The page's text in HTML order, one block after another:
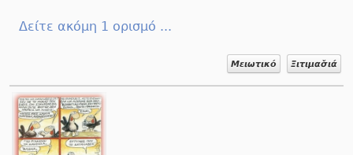
Δείτε ακόμη 1 ορισμό ...
Μειωτικό Ξιτιμασ̌ιά